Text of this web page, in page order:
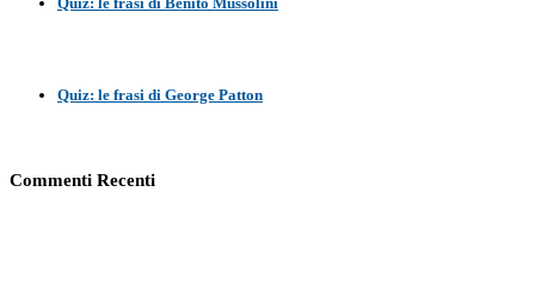
Quiz: le frasi di George Patton
Commenti Recenti